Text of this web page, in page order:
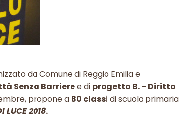
da Comune di Reggio Emilia e
Senza Barrieree di progetto B. – Diritto
propone a 80 classi di scuola primaria
2018.